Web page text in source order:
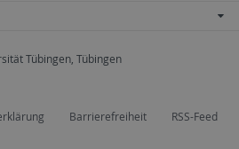
Tübingen, Tübingen
Barrierefreiheit RSS-Feed